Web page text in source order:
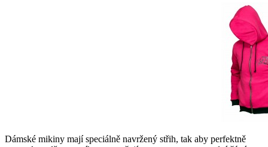
Dámské mikiny mají speciálně navržený střih, tak aby perfektně